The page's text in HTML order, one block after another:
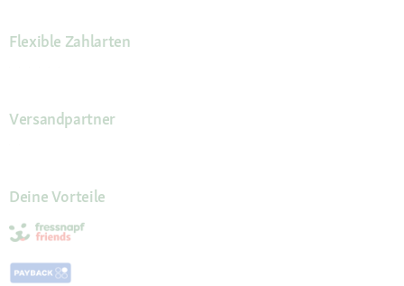
Flexible Zahlarten
Versandpartner
Deine Vorteile